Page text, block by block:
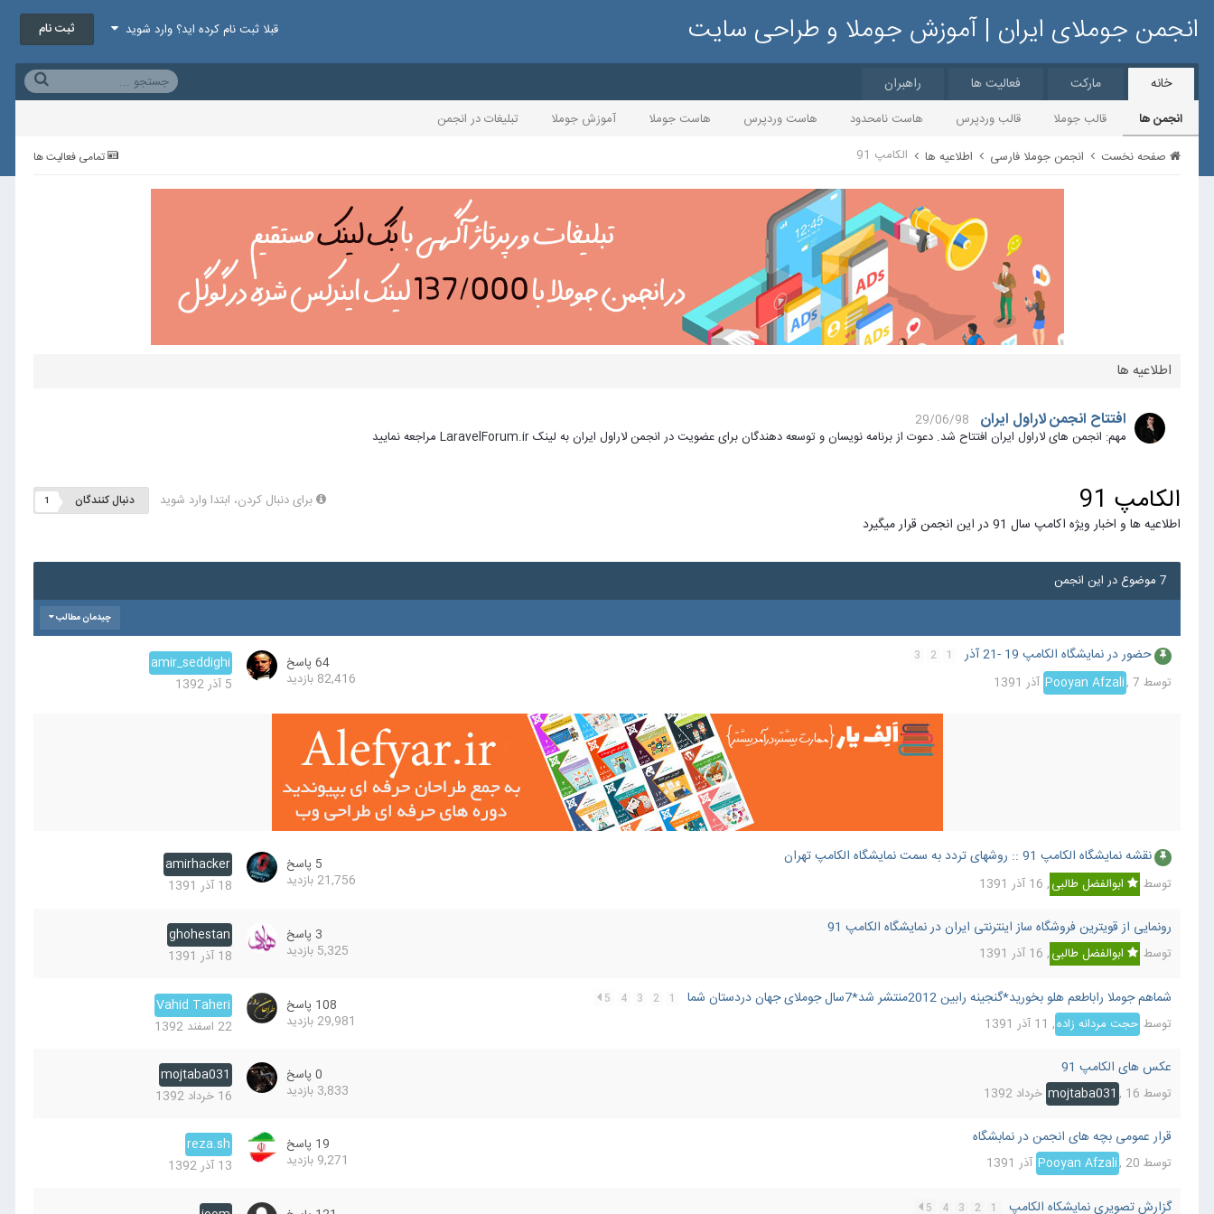
انجمن جوملای ایران | آموزش جوملا و طراحی سایت قبلا ثبت نام کرده اید؟ وارد شوید ثبت نام
خانه
انجمن ها قالب جوملا قالب وردپرس هاست نامحدود هاست وردپرس هاست جوملا آموزش جوملا تبلیغات در انجمن
مارکت فعالیت ها راهبران
تمامی فعالیت ها صفحه نخست انجمن جوملا فارسی اطلاعیه ها الکامپ 91
اطلاعیه ها
افتتاح انجمن لاراول ایران
29/06/98
مهم: انجمن های لاراول ایران افتتاح شد. دعوت از برنامه نویسان و توسعه دهندگان برای عضویت در انجمن لاراول ایران به لینک LaravelForum.ir مراجعه نمایید
الکامپ 91 برای دنبال کردن، ابتدا وارد شوید دنبال کنندگان 1
اطلاعیه ها و اخبار ویژه اکامپ سال 91 در این انجمن قرار میگیرد
7 موضوع در این انجمن
چیدمان مطالب
حضور در نمایشگاه الکامپ 19 -21 آذر 1
2
3
توسط Pooyan Afzali, 7 آذر 1391
64 پاسخ
82,416 بازدید
amir_seddighi
5 آذر 1392
نقشه نمایشگاه الکامپ 91 :: روشهای تردد به سمت نمایشگاه الکامپ تهران
توسط ابوالفضل طالبی, 16 آذر 1391
5 پاسخ
21,756 بازدید
amirhacker
18 آذر 1391
رونمایی از قویترین فروشگاه ساز اینترنتی ایران در نمایشگاه الکامپ 91
توسط ابوالفضل طالبی, 16 آذر 1391
3 پاسخ
5,325 بازدید
ghohestan
18 آذر 1391
شماهم جوملا راباطعم هلو بخورید*گنجینه رابین 2012منتشر شد*7سال جوملای جهان دردستان شما 1
2
3
4
5
توسط حجت مردانه زاده, 11 آذر 1391
108 پاسخ
29,981 بازدید
Vahid Taheri
22 اسفند 1392
عکس های الکامپ 91
توسط mojtaba031 , 16 خرداد 1392
0 پاسخ
3,833 بازدید
mojtaba031
16 خرداد 1392
قرار عمومی بچه های انجمن در نمابشگاه
توسط Pooyan Afzali, 20 آذر 1391
19 پاسخ
9,271 بازدید
reza.sh
13 آذر 1392
گزارش تصویری نمایشکاه الکامپ 1
2
3
4
5